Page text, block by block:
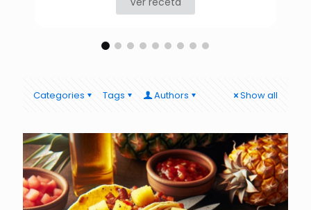
Categories Tags Authors Show all